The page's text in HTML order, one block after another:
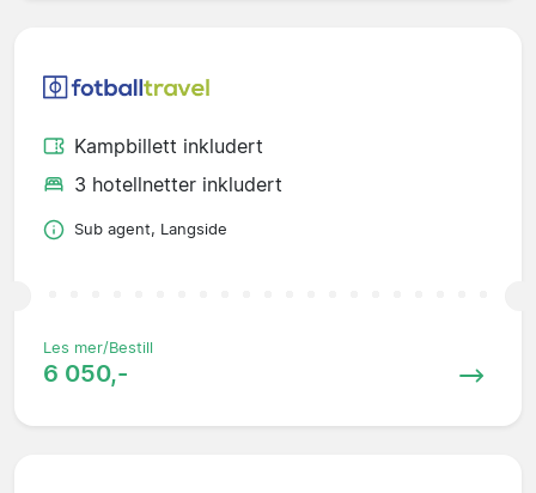
Kampbillett inkludert
3 hotellnetter inkludert
Sub agent, Langside
Les mer/Bestill
6 050,-